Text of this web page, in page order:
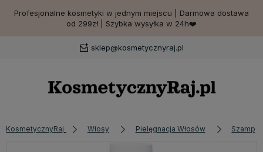
Profesjonalne kosmetyki w jednym miejscu | Darmowa dostawa
od 299zł | Szybka wysyłka w 24h❤️
sklep@kosmetycznyraj.pl
KosmetycznyRaj Włosy Pielęgnacja Włosów